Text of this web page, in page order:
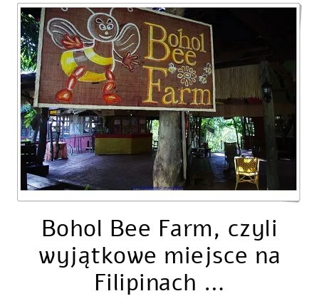
Bohol Bee Farm, czyli
wyjątkowe miejsce na
Filipinach …